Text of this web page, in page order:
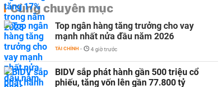
Cùng chuyên mục
Top ngân hàng tăng trưởng cho vay
mạnh nhất nửa đầu năm 2026
TÀI CHÍNH - 4 giờ trước
BIDV sắp phát hành gần 500 triệu cổ
phiếu, tăng vốn lên gần 77.800 tỷ